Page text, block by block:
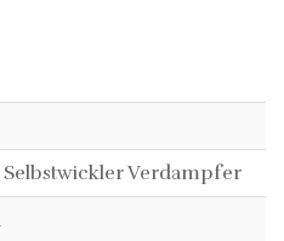
Selbstwickler Verdampfer